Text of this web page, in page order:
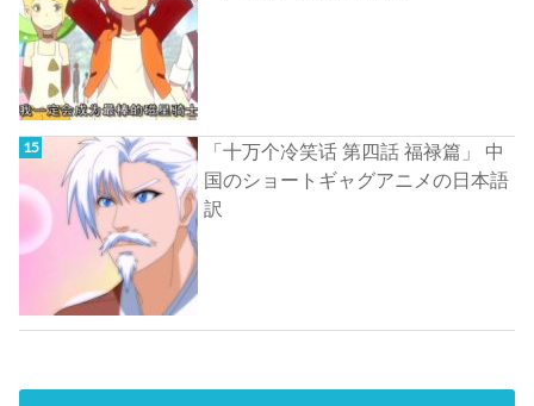
「十万个冷笑话 第四話 福禄篇」 中
国のショートギャグアニメの日本語
訳